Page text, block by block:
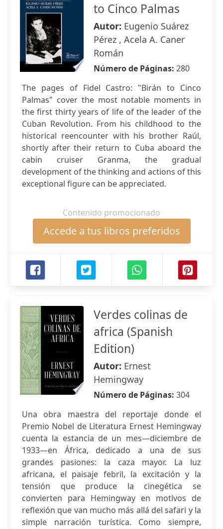
to Cinco Palmas
Autor: Eugenio Suárez
Pérez , Acela A. Caner
Román
Número de Páginas: 280
The pages of Fidel Castro: "Birán to Cinco
Palmas" cover the most notable moments in
the first thirty years of life of the leader of the
Cuban Revolution. From his childhood to the
historical reencounter with his brother Raúl,
shortly after their return to Cuba aboard the
cabin cruiser Granma, the gradual
development of the thinking and actions of this
exceptional figure can be appreciated.
Contenido promocionado
Accede a tus libros preferidos
Verdes colinas de
africa (Spanish
Edition)
Autor: Ernest
Hemingway
Número de Páginas: 304
Una obra maestra del reportaje donde el
Premio Nobel de Literatura Ernest Hemingway
cuenta la estancia de un mes—diciembre de
1933—en África, dedicado a una de sus
grandes pasiones: la caza mayor. La luz
africana, el paisaje febril, la excitación y la
tensión que produce la cinegética se
convierten para Hemingway en motivos de
reflexión que van mucho más allá del safari y la
simple narración turística. Como siempre,